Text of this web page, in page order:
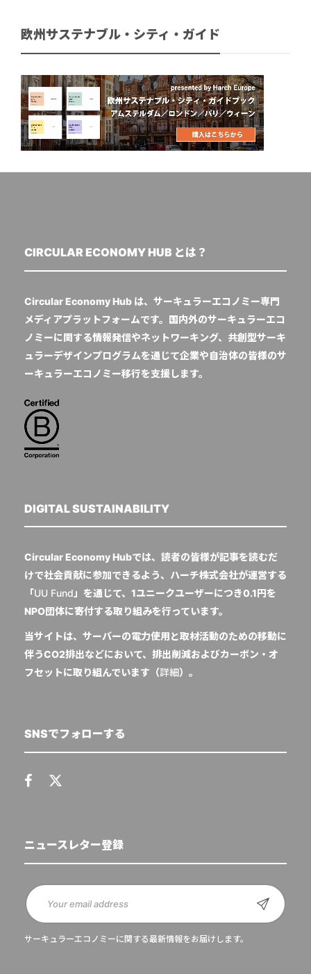
欧州サステナブル・シティ・ガイド
CIRCULAR ECONOMY HUB とは？
Circular Economy Hub は、サーキュラーエコノミー専門
メディアプラットフォームです。国内外のサーキュラーエコ
ノミーに関する情報発信やネットワーキング、共創型サーキ
ュラーデザインプログラムを通じて企業や自治体の皆様のサ
ーキュラーエコノミー移行を支援します。
DIGITAL SUSTAINABILITY
Circular Economy Hubでは、読者の皆様が記事を読むだ
けで社会貢献に参加できるよう、ハーチ株式会社が運営する
「UU Fund 」を通じて、1ユニークユーザーにつき0.1円を
NPO団体に寄付する取り組みを行っています。
当サイトは、サーバーの電力使用と取材活動のための移動に
伴うCO2排出などにおいて、排出削減およびカーボン・オ
フセットに取り組んでいます（詳細）。
SNSでフォローする
ニュースレター登録
サーキュラーエコノミーに関する最新情報をお届けします。